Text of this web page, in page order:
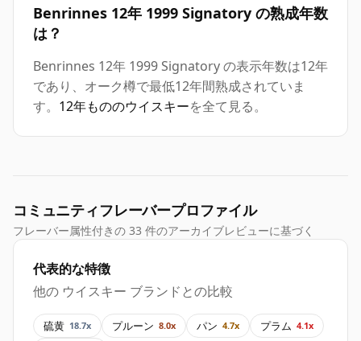
Benrinnes 12年 1999 Signatory の熟成年数
は？
Benrinnes 12年 1999 Signatory の表示年数は12年
であり、オーク樽で最低12年間熟成されていま
す。 12年もののウイスキーを全て見る。
コミュニティフレーバープロファイル
フレーバー属性付きの 33 件のアーカイブレビューに基づく
代表的な特徴
他の ウイスキー ブランドとの比較
硫黄 18.7x プルーン 8.0x パン 4.7x プラム 4.1x